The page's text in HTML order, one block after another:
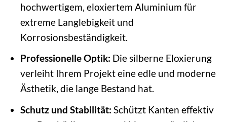
hochwertigem, eloxiertem Aluminium für
extreme Langlebigkeit und
Korrosionsbeständigkeit.
Professionelle Optik: Die silberne Eloxierung
verleiht Ihrem Projekt eine edle und moderne
Ästhetik, die lange Bestand hat.
Schutz und Stabilität: Schützt Kanten effektiv